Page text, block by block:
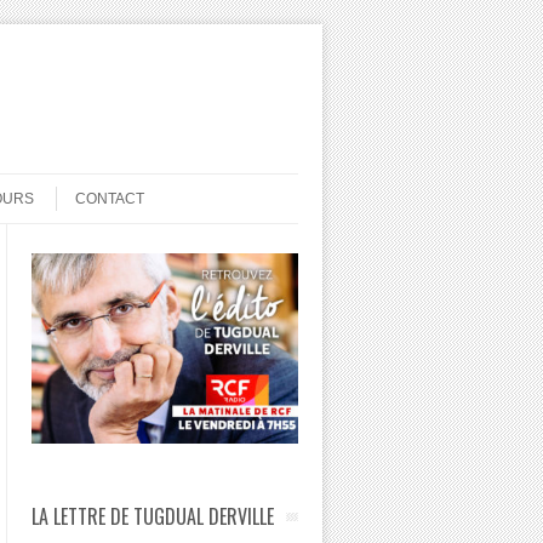
CONTACT
LA LETTRE DE TUGDUAL DERVILLE